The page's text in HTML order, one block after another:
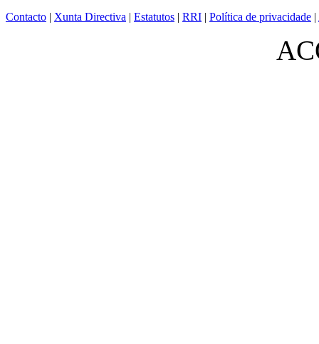
Contacto | Xunta Directiva | Estatutos | RRI | Política de privacidade |